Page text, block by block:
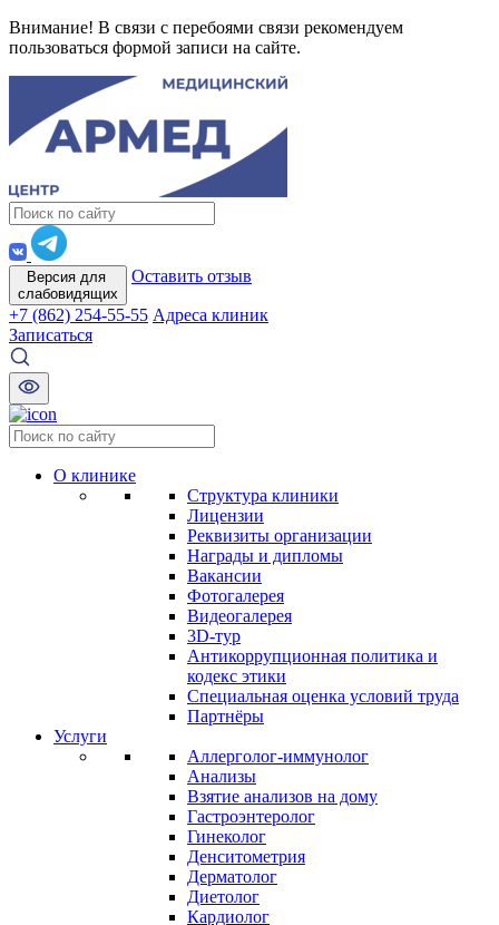
Внимание! В связи с перебоями связи рекомендуем
пользоваться формой записи на сайте.
Версия для
слабовидящих
Оставить отзыв
+7 (862) 254-55-55 Адреса клиник
Записаться
О клинике
Структура клиники
Лицензии
Реквизиты организации
Награды и дипломы
Вакансии
Фотогалерея
Видеогалерея
3D-тур
Антикоррупционная политика и
кодекс этики
Специальная оценка условий труда
Партнёры
Услуги
Аллерголог-иммунолог
Анализы
Взятие анализов на дому
Гастроэнтеролог
Гинеколог
Денситометрия
Дерматолог
Диетолог
Кардиолог